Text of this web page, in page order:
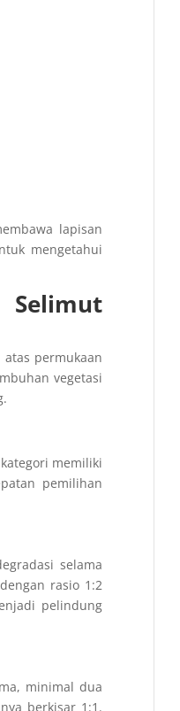
lapisan
mengetahui
permukaan
vegetasi
memiliki
pemilihan
selama
rasio 1:2
pelindung
minimal dua
berkisar 1:1.